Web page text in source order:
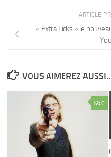
ARTICLE
« Extra Licks » le
VOUS AIMEREZ
0